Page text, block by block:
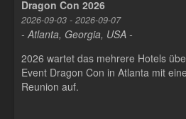
Dragon Con 2026
2026-09-03 - 2026-09-07
- Atlanta, Georgia, USA -
2026 wartet das mehrere Hotels
Event Dragon Con in Atlanta mit
Reunion auf.